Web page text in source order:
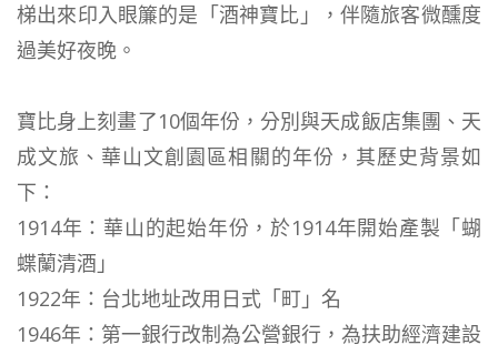
梯出來印入眼簾的是「酒神寶比」，伴隨旅客微醺度
過美好夜晚。
寶比身上刻畫了10個年份，分別與天成飯店集團、天
成文旅、華山文創園區相關的年份，其歷史背景如
下：
1914年：華山的起始年份，於1914年開始產製「蝴
蝶蘭清酒」
1922年：台北地址改用日式「町」名
1946年：第一銀行改制為公營銀行，為扶助經濟建設